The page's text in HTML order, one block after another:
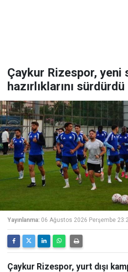
Çaykur Rizespor, yeni
hazırlıklarını sürdürdü
Yayınlanma: 06 Ağustos 2026 Perşembe
Çaykur Rizespor, yurt dışı